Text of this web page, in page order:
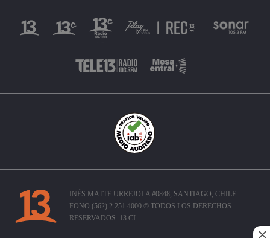
INÉS MATTE URREJOLA #0848, SANTIAGO, CHILE
FONO (562) 2 251 4000 © TODOS LOS DERECHOS
RESERVADOS. 13.CL